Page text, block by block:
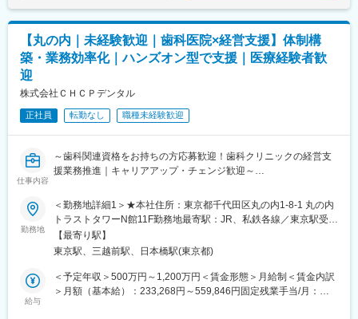
変更の範囲：会社の定める業務
■当社の特徴：
韓国セルトリオングループは、韓国株式市場KOSPIに上市してい
るバイオ医薬品を開発・製造する企業の中で、常に時価総額が
です。
ミラー＊を含めたバイオ医薬品を日本で販売するため、セルトリ
今後の更なる事業拡大に向け、ご自身の経験やノウハウを発揮頂
ます。
＊バイオシミラー：先行バイオ医薬品と同等/同質の品質、安全性
および有効性を有し、異なる製造販売業者により開発される医薬
■事業の特徴：
金はあくまでも目安の金額であり、選考を通じて上下する可能性
があります。月給(月額)は固定手当を含めた表記です。
【丸の内｜未経験歓迎｜歯科医院×経営支援】体制構
築・業務効率化｜ハンズオン型で支援｜医療経験者歓
迎
株式会社ＣＨＣＰデンタル
正社員 転勤なし 職種未経験歓迎
仕事内容
～歯科関連資格をお持ちの方応募歓迎！歯科クリニックの経営支
援業務推進｜キャリアアップ・チェンジ歓迎～
■ ポジション概要
歯科クリニックの経営支援業務。適切なガバナンス体制の構築や
業務の効率化、採用・教育といった面での支援も実施。誰もが働
きやすい環境を実現するとともに、目まぐるしく変化する歯科業
界の中で、競争力を発揮できる医院づくりをバックアップしてい
きます。
勤務地
＜勤務地詳細1＞★本社住所：東京都千代田区丸の内1-8-1 丸の内
トラストタワーN館11F勤務地最寄駅：JR、私鉄各線／東京駅受動
喫煙対策：屋内全面禁煙＜勤務地詳細2＞在宅勤務（直行直帰）住
所：大阪府 受動喫煙対策：屋内全面禁煙変更の範囲：本文参照
【最寄り駅】
東京駅、三越前駅、日本橋駅(東京都)
給与
＜予定年収＞500万円～1,200万円＜賃金形態＞月給制＜賃金内訳
＞月額（基本給）：233,268円～559,846円固定残業手当/月：